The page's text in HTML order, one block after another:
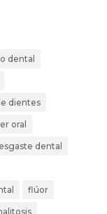
dental
dientes
oral
dental
flúor